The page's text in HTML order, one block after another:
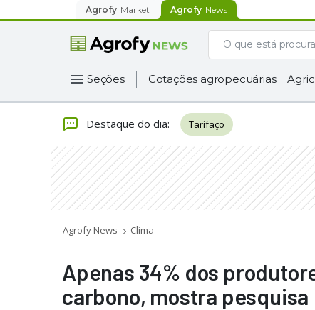
Agrofy Market Agrofy News
Seções Cotações agropecuárias
Destaque do dia: Tarifaço
Agrofy News Clima
Apenas 34% dos
carbono, mostra pesquisa